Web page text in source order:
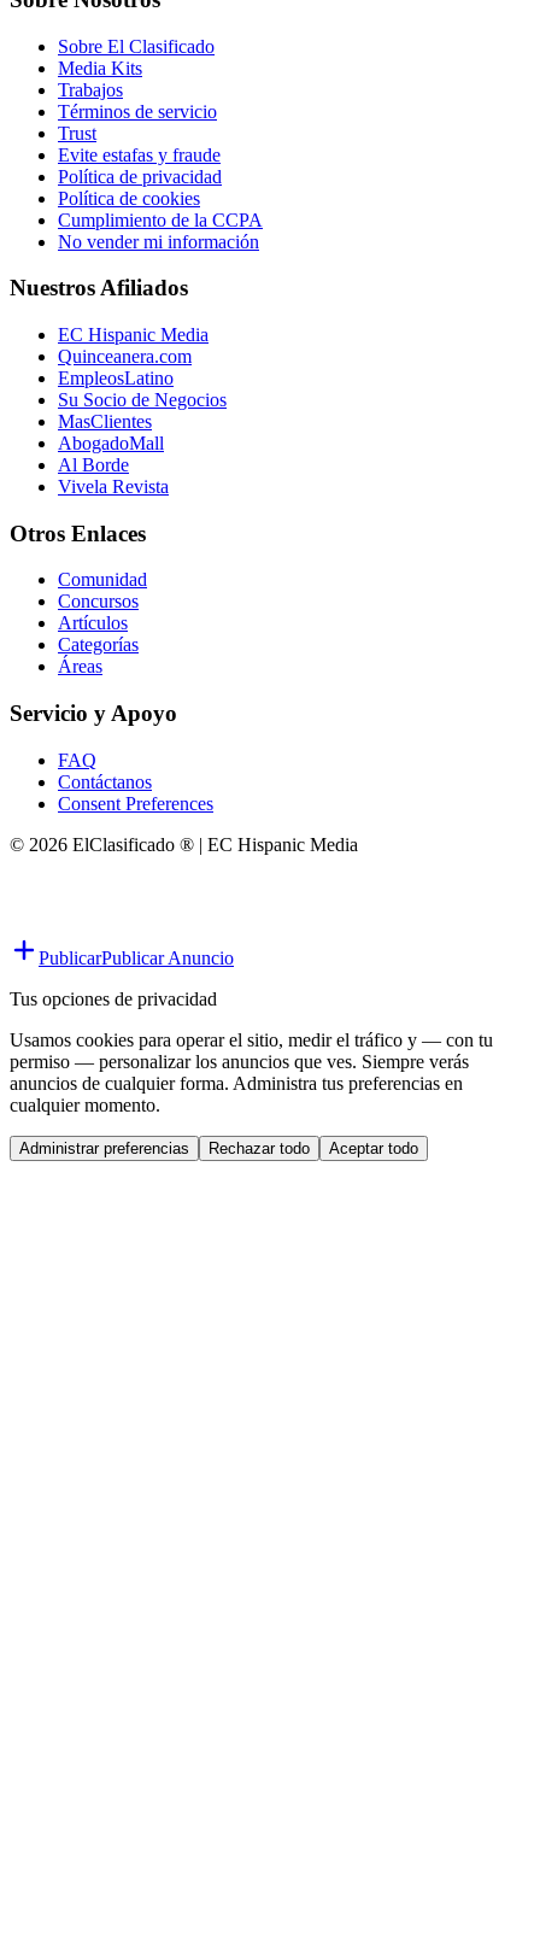
Sobre El Clasificado
Media Kits
Trabajos
Términos de servicio
Trust
Evite estafas y fraude
Política de privacidad
Política de cookies
Cumplimiento de la CCPA
No vender mi información
Nuestros Afiliados
EC Hispanic Media
Quinceanera.com
EmpleosLatino
Su Socio de Negocios
MasClientes
AbogadoMall
Al Borde
Vivela Revista
Otros Enlaces
Comunidad
Concursos
Artículos
Categorías
Áreas
Servicio y Apoyo
FAQ
Contáctanos
Consent Preferences
© 2026 ElClasificado ® | EC Hispanic Media
PublicarPublicar Anuncio
Tus opciones de privacidad
Usamos cookies para operar el sitio, medir el tráfico y — con tu
permiso — personalizar los anuncios que ves. Siempre verás
anuncios de cualquier forma. Administra tus preferencias en
cualquier momento.
Administrar preferencias Rechazar todo Aceptar todo